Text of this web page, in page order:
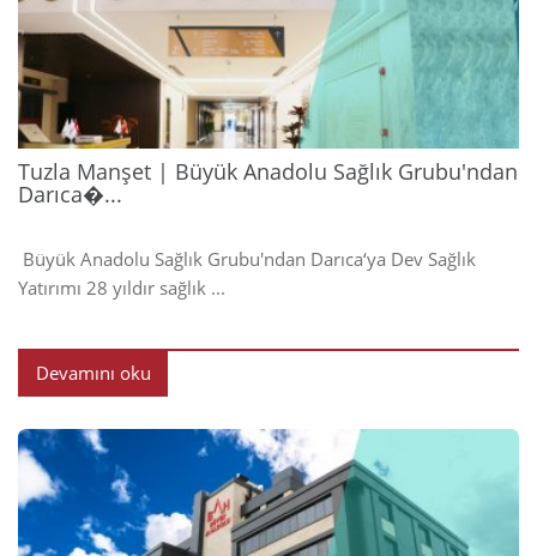
2024
Tuzla Manşet | Büyük Anadolu Sağlık Grubu'ndan
Darıca�...
Büyük Anadolu Sağlık Grubu'ndan Darıca‘ya Dev Sağlık
Yatırımı 28 yıldır sağlık ...
Devamını oku